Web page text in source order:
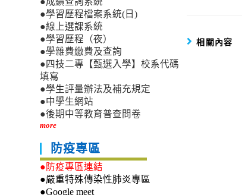
相關內容
●學習歷程檔案系統(日)
●線上選課系統
●學習歷程（夜）
●學雜費繳費及查詢
●四技二專【甄選入學】校系代碼
填寫
●學生評量辦法及補充規定
●中學生網站
●後期中等教育普查問卷
more
防疫專區
●防疫專區連結
●嚴重特殊傳染性肺炎專區
●Google meet